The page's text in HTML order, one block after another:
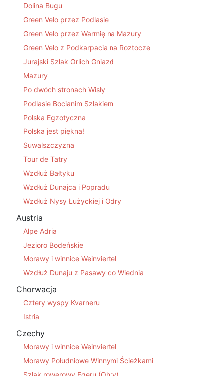
Dolina Bugu
Green Velo przez Podlasie
Green Velo przez Warmię na Mazury
Green Velo z Podkarpacia na Roztocze
Jurajski Szlak Orlich Gniazd
Mazury
Po dwóch stronach Wisły
Podlasie Bocianim Szlakiem
Polska Egzotyczna
Polska jest piękna!
Suwalszczyzna
Tour de Tatry
Wzdłuż Bałtyku
Wzdłuż Dunajca i Popradu
Wzdłuż Nysy Łużyckiej i Odry
Austria
Alpe Adria
Jezioro Bodeńskie
Morawy i winnice Weinviertel
Wzdłuż Dunaju z Pasawy do Wiednia
Chorwacja
Cztery wyspy Kvarneru
Istria
Czechy
Morawy i winnice Weinviertel
Morawy Południowe Winnymi Ścieżkami
Szlak rowerowy Egeru (Ohry)